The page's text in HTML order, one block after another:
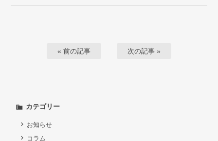
« 前の記事 次の記事 »
カテゴリー
お知らせ
コラム